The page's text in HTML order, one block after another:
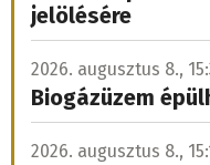
jelölésére
2026. augusztus 8.,
Biogázüzem
2026. augusztus 8.,